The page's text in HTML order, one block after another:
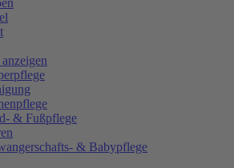
& Fußpflege
& Babypflege